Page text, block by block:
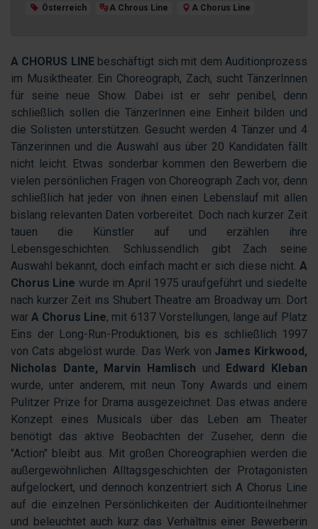
Österreich
A Chrous Line A Chorus Line
A CHORUS LINEbeschäftigt sich mit dem Auditionprozess
im Musiktheater. Ein Choreograph, Zach, sucht TänzerInnen
für seine neue Show. Dabei ist er sehr penibel, denn
schließlich sollen die TänzerInnen eine Einheit bilden und
die Solisten unterstützen. Gesucht werden 4 Tänzer und 4
Tänzerinnen und die Auswahl aus über 20 Kandidaten fällt
nicht leicht. Etwas sonderbar kommen den Bewerbern die
vielen persönlichen Fragen von Choreograph Zach vor, denn
schließlich hat jeder von ihnen einen Lebenslauf mit allen
bislang relevanten Daten vorbereitet. Doch nach kurzer Zeit
tauen die Künstler auf und erzählen ihre
Lebensgeschichten. Schlussendlich gibt Zach seine
Auswahl bekannt, doch einfach macht er sich diese nicht. A
Chorus Line wurde im April 1975 uraufgeführt und siedelte
nach kurzer Zeit ins Shubert Theatre am Broadway um. Dort
warA Chorus Line, mit 6137 Vorstellungen, lange auf Platz
Eins der Long-Run-Produktionen, bis es schließlich 1997
von Cats abgelöst wurde. Das Werk von James Kirkwood,
Nicholas Dante, Marvin Hamlisch und Edward Kleban
wurde, unter anderem, mit neun Tony Awards und einem
Pulitzer Prize for Drama ausgezeichnet. Das etwas andere
Konzept eines Musicals über das Leben am Theater
benötigt das aktive Beobachten der Zuseher, denn die
"Action" bleibt aus. Mit großen Choreographien werden die
außergewöhnlichen Alltagsgeschichten der Protagonisten
aufgelockert, und dennoch konzentriert sich A Chorus Line
auf die einzelnen Persönlichkeiten der Auditionteilnehmer
und beleuchtet auch kurz das Verhältnis einer Bewerberin